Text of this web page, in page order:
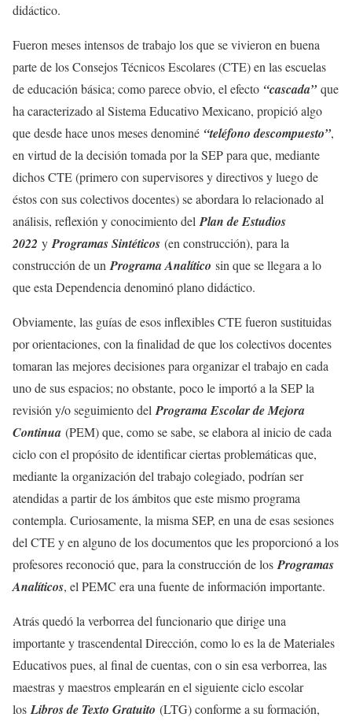
didáctico.
Fueron meses intensos de trabajo los que se vivieron en buena
parte de los Consejos Técnicos Escolares (CTE) en las escuelas
de educación básica; como parece obvio, el efecto “cascada”que
ha caracterizado al Sistema Educativo Mexicano, propició algo
que desde hace unos meses denominé “teléfono descompuesto”,
en virtud de la decisión tomada por la SEP para que, mediante
dichos CTE (primero con supervisores y directivos y luego de
éstos con sus colectivos docentes) se abordara lo relacionado al
análisis, reflexión y conocimiento del Plan de Estudios
2022 y Programas Sintéticos (en construcción), para la
construcción de un Programa Analítico sin que se llegara a lo
que esta Dependencia denominó plano didáctico.
Obviamente, las guías de esos inflexibles CTE fueron sustituidas
por orientaciones, con la finalidad de que los colectivos docentes
tomaran las mejores decisiones para organizar el trabajo en cada
uno de sus espacios; no obstante, poco le importó a la SEP la
revisión y/o seguimiento del Programa Escolar de Mejora
Continua (PEM) que, como se sabe, se elabora al inicio de cada
ciclo con el propósito de identificar ciertas problemáticas que,
mediante la organización del trabajo colegiado, podrían ser
atendidas a partir de los ámbitos que este mismo programa
contempla. Curiosamente, la misma SEP, en una de esas sesiones
del CTE y en alguno de los documentos que les proporcionó a los
profesores reconoció que, para la construcción de los Programas
Analíticos, el PEMC era una fuente de información importante.
Atrás quedó la verborrea del funcionario que dirige una
importante y trascendental Dirección, como lo es la de Materiales
Educativos pues, al final de cuentas, con o sin esa verborrea, las
maestras y maestros emplearán en el siguiente ciclo escolar
los Libros de Texto Gratuito (LTG) conforme a su formación,